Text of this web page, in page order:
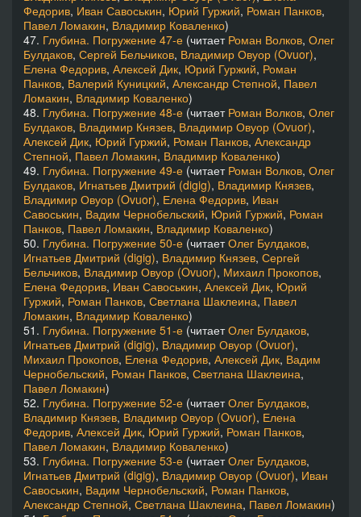
Федорив, Иван Савоськин, Юрий Гуржий, Роман Панков,
Павел Ломакин, Владимир Коваленко)
47. Глубина. Погружение 47-е (читает Роман Волков, Олег
Булдаков, Сергей Бельчиков, Владимир Овуор (Ovuor),
Елена Федорив, Алексей Дик, Юрий Гуржий, Роман
Панков, Валерий Куницкий, Александр Степной, Павел
Ломакин, Владимир Коваленко)
48. Глубина. Погружение 48-е (читает Роман Волков, Олег
Булдаков, Владимир Князев, Владимир Овуор (Ovuor),
Алексей Дик, Юрий Гуржий, Роман Панков, Александр
Степной, Павел Ломакин, Владимир Коваленко)
49. Глубина. Погружение 49-е (читает Роман Волков, Олег
Булдаков, Игнатьев Дмитрий (digig), Владимир Князев,
Владимир Овуор (Ovuor), Елена Федорив, Иван
Савоськин, Вадим Чернобельский, Юрий Гуржий, Роман
Панков, Павел Ломакин, Владимир Коваленко)
50. Глубина. Погружение 50-е (читаетОлег Булдаков,
Игнатьев Дмитрий (digig), Владимир Князев, Сергей
Бельчиков, Владимир Овуор (Ovuor), Михаил Прокопов,
Елена Федорив, Иван Савоськин, Алексей Дик, Юрий
Гуржий, Роман Панков, Светлана Шаклеина, Павел
Ломакин, Владимир Коваленко)
51. Глубина. Погружение 51-е (читаетОлег Булдаков,
Игнатьев Дмитрий (digig), Владимир Овуор (Ovuor),
Михаил Прокопов, Елена Федорив, Алексей Дик, Вадим
Чернобельский, Роман Панков, Светлана Шаклеина,
Павел Ломакин)
52. Глубина. Погружение 52-е (читаетОлег Булдаков,
Владимир Князев, Владимир Овуор (Ovuor), Елена
Федорив, Алексей Дик, Юрий Гуржий, Роман Панков,
Павел Ломакин, Владимир Коваленко)
53. Глубина. Погружение 53-е (читаетОлег Булдаков,
Игнатьев Дмитрий (digig), Владимир Овуор (Ovuor), Иван
Савоськин, Вадим Чернобельский, Роман Панков,
Александр Степной, Светлана Шаклеина, Павел Ломакин)